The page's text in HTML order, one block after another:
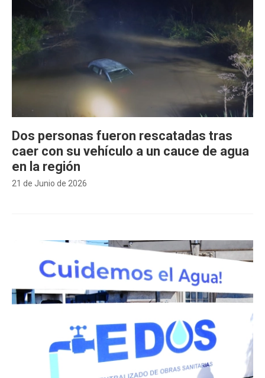
21 de Junio de 2026
Dos personas fueron rescatadas tras
caer con su vehículo a un cauce de agua
en la región